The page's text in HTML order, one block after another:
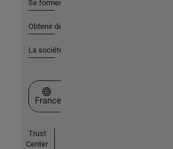
Se former
Obtenir de l'aide
La société
Sélectionner un site web
France
Trust
Center